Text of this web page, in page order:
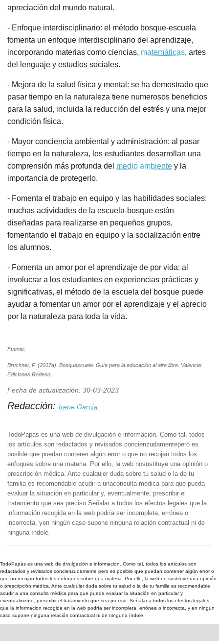
apreciación del mundo natural.
- Enfoque interdisciplinario: el método bosque-escuela
fomenta un enfoque interdisciplinario del aprendizaje,
incorporando materias como ciencias, matemáticas, artes
del lenguaje y estudios sociales.
- Mejora de la salud física y mental: se ha demostrado que
pasar tiempo en la naturaleza tiene numerosos beneficios
para la salud, incluida la reducción del estrés y una mejor
condición física.
- Mayor conciencia ambiental y administración: al pasar
tiempo en la naturaleza, los estudiantes desarrollan una
comprensión más profunda del medio ambiente y la
importancia de protegerlo.
- Fomenta el trabajo en equipo y las habilidades sociales:
muchas actividades de la escuela-bosque están
diseñadas para realizarse en pequeños grupos,
fomentando el trabajo en equipo y la socialización entre
los alumnos.
- Fomenta un amor por el aprendizaje de por vida: al
involucrar a los estudiantes en experiencias prácticas y
significativas, el método de la escuela del bosque puede
ayudar a fomentar un amor por el aprendizaje y el aprecio
por la naturaleza para toda la vida.
Fuente:
Bruchner, P. (2017a). Bosquescuela. Guía para la educación al aire libre. Valencia:
Ediciones Rodeno.
Fecha de actualización: 30-03-2023
Redacción: Irene García
TodoPapás es una web de divulgación e información. Como tal, todos
los artículos son redactados y revisados concienzudamentepero es
posible que puedan contener algún error o que no recojan todos los
enfoques sobre una materia. Por ello, la web nosustituye una opinión o
prescripción médica. Ante cualquier duda sobre tu salud o la de tu
familia es recomendable acudir a unaconsulta médica para que pueda
evaluar la situación en particular y, eventualmente, prescribir el
tratamiento que sea preciso.Señalar a todos los efectos legales que la
información recogida en la web podría ser incompleta, errónea o
incorrecta, yen ningún caso supone ninguna relación contractual ni de
ninguna índole.
TodoPapás es una web de divulgación e información. Como tal, todos los artículos son
redactados y revisados concienzudamente pero es posible que puedan contener algún error o
que no recojan todos los enfoques sobre una materia. Por ello, la web no sustituye una opinión
o prescripción médica. Ante cualquier duda sobre tu salud o la de tu familia es recomendable
acudir a una consulta médica para que pueda evaluar la situación en particular y,
eventualmente, prescribir el tratamiento que sea preciso. Señalar a todos los efectos legales
que la información recogida en la web podría ser incompleta, errónea o incorrecta, y en ningún
caso supone ninguna relación contractual ni de ninguna índole.